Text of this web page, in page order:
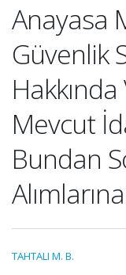
Anayasa
Güvenlik
Mevcut
Bundan
TAHTALI M. B.